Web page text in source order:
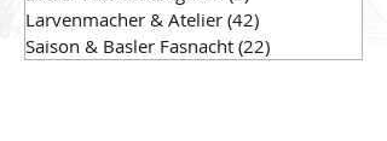
Larvenmacher & Atelier (42)
Saison & Basler Fasnacht (22)